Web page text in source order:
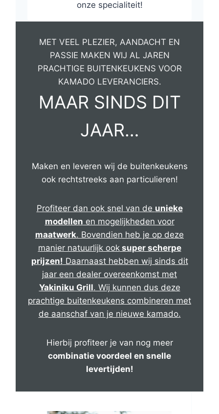
onze specialiteit!
MET VEEL PLEZIER, AANDACHT EN
PASSIE MAKEN WIJ AL JAREN
PRACHTIGE BUITENKEUKENS VOOR
KAMADO LEVERANCIERS.
MAAR SINDS DIT
JAAR…
Maken en leveren wij de buitenkeukens
ook rechtstreeks aan particulieren!
Profiteer dan ook snel van de unieke
modellen en mogelijkheden voor
maatwerk. Bovendien heb je op deze
manier natuurlijk ooksuper scherpe
prijzen! Daarnaast hebben wij sinds dit
jaar een dealer overeenkomst met
Yakiniku Grill. Wij kunnen dus deze
prachtige buitenkeukens combineren met
de aanschaf van je nieuwe kamado.
Hierbij profiteer je van nog meer
combinatie voordeel en snelle
levertijden!